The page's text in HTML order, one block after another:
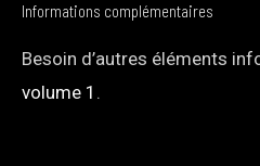
Informations complémentaires
Besoin d’autres éléments
volume 1 .